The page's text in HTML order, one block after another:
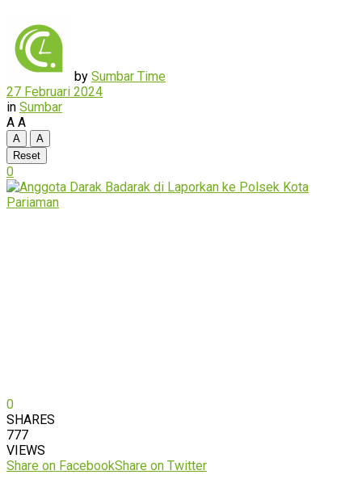
by Sumbar Time
27 Februari 2024
in Sumbar
A A
A
A
Reset
0
0
SHARES
777
VIEWS
Share on FacebookShare on Twitter